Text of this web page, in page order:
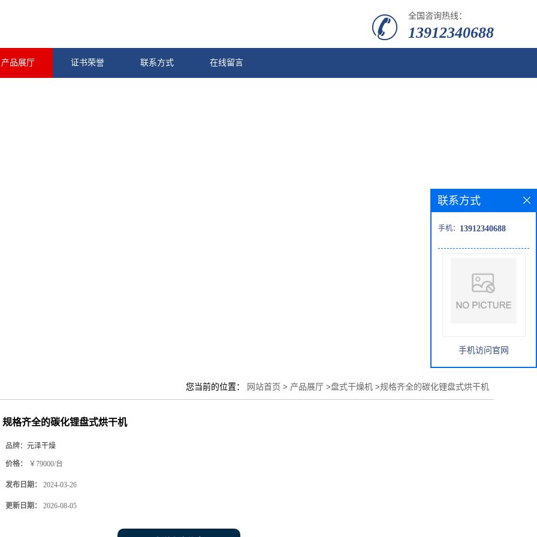
全国咨询热线：
13912340688
产品展厅 证书荣誉 联系方式 在线留言
您当前的位置： 网站首页 > 产品展厅 >盘式干燥机 >规格齐全的碳化锂盘式烘干机
规格齐全的碳化锂盘式烘干机
品牌： 元泽干燥
价格： ￥79000/台
发布日期： 2024-03-26
更新日期： 2026-08-05
联系方式
手机： 13912340688
手机访问官网